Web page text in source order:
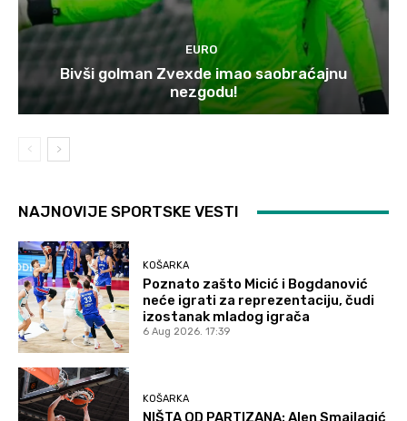
EURO
Bivši golman Zvexde imao saobraćajnu
nezgodu!
NAJNOVIJE SPORTSKE VESTI
KOŠARKA
Poznato zašto Micić i Bogdanović
neće igrati za reprezentaciju, čudi
izostanak mladog igrača
6 Aug 2026. 17:39
KOŠARKA
NIŠTA OD PARTIZANA: Alen Smailagić